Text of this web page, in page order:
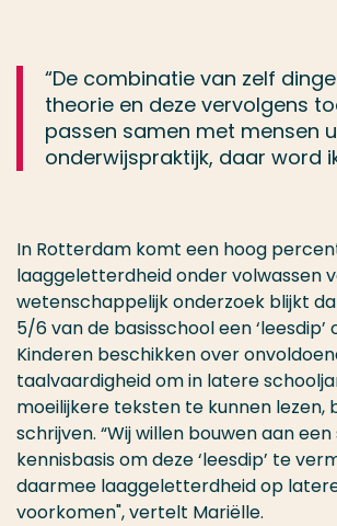
“De combinatie van zelf
theorie en deze vervolgens
passen samen met mensen
onderwijspraktijk, daar word
In Rotterdam komt een hoog
laaggeletterdheid onder volwassen
wetenschappelijk onderzoek blijkt
5/6 van de basisschool een
Kinderen beschikken over
taalvaardigheid om in latere
moeilijkere teksten te kunnen lezen,
schrijven. “Wij willen bouwen aan
kennisbasis om deze ‘leesdip’ te
daarmee laaggeletterdheid op
voorkomen", vertelt Mariëlle.